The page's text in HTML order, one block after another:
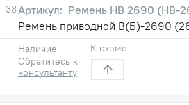
38
Ремень HB 2690 (НВ-
Ремень приводной В(Б)-2690
Наличие
Обратитесь к
консультанту
К схеме